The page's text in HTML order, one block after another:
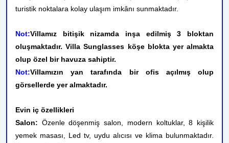
turistik noktalara kolay ulaşım imkânı sunmaktadır.
Not:Villamız bitişik nizamda inşa edilmiş 3 bloktan
oluşmaktadır. Villa Sunglasses köşe blokta yer almakta
olup özel bir havuza sahiptir.
Not:Villamızın yan tarafında bir ofis açılmış olup
görsellerde yer almaktadır.
Evin iç özellikleri
Salon: Özenle döşenmiş salon, modern koltuklar, 8 kişilik
yemek masası, Led tv, uydu alıcısı ve klima bulunmaktadır.